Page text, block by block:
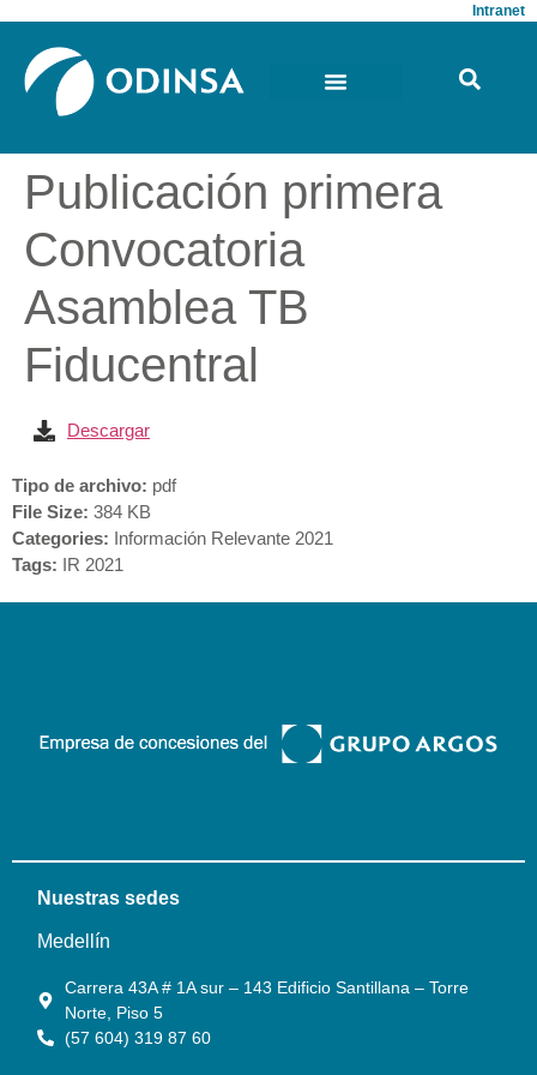
Intranet
Publicación primera
Convocatoria
Asamblea TB
Fiducentral
Descargar
Tipo de archivo: pdf
File Size: 384 KB
Categories: Información Relevante 2021
Tags:
IR 2021
Nuestras sedes
Medellín
Carrera 43A # 1A sur – 143 Edificio Santillana – Torre
Norte, Piso 5
(57 604) 319 87 60